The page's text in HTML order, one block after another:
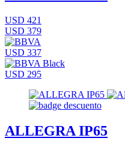
USD 421
USD 379
USD 337
USD 295
ALLEGRA IP65